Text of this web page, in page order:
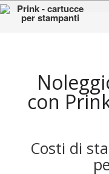
con
Costi di